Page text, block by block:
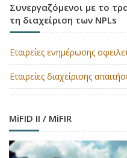
Συνεργαζόμενοι με το
τη διαχείριση των NPLs
Εταιρείες ενημέρωσης
Εταιρείες διαχείρισης
MiFID II / MiFIR